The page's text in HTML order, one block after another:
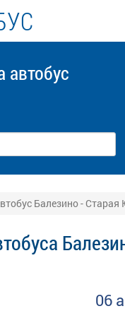
автобус
Балезино -
06